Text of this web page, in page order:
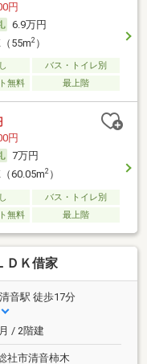
円
6.9万円
55m2）
バス・トイレ別
無料 最上階
円
7万円
60.05m2）
バス・トイレ別
無料 最上階
ＤＫ借家
音駅 徒歩17分
/ 2階建
社市清音柿木